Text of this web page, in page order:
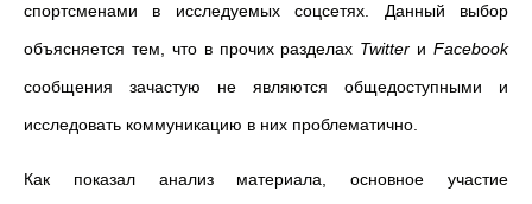
спортсменами в исследуемых соцсетях. Данный выбор
объясняется тем, что в прочих разделах Twitter и Facebook
сообщения зачастую не являются общедоступными и
исследовать коммуникацию в них проблематично.
Как показал анализ материала, основное участие